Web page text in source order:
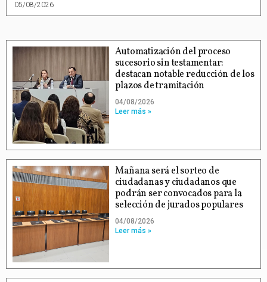
05/08/2026
Automatización del proceso
sucesorio sin testamentar:
destacan notable reducción de los
plazos de tramitación
04/08/2026
Leer más »
Mañana será el sorteo de
ciudadanas y ciudadanos que
podrán ser convocados para la
selección de jurados populares
04/08/2026
Leer más »